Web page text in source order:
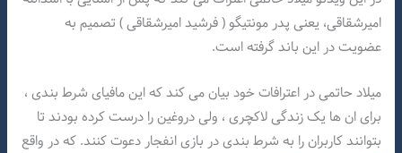
امیرشقاقی، یعنی پدر مونتیگو ( فرشید امیرشقاقی ) تصمیم به
عضویت در این باند گرفته است.
میلاد حاتمی در اعترافات خود بیان می کند که این مافیای شرط بندی ،
برای ان ها یک زندگی لاکچری ، ولی دروغین را درست کرده بودند تا
بتوانند کاربران را به شرط بندی در بازی انفجار دعوت کنند. که در واقع